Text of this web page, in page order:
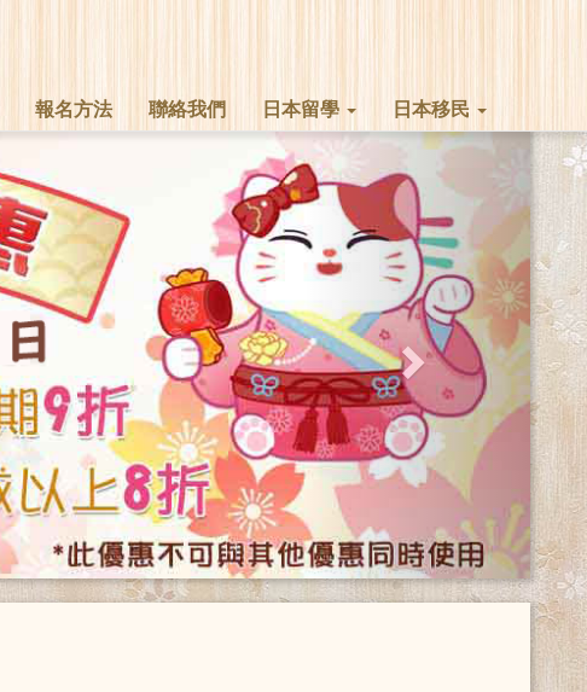
報名方法 聯絡我們 日本留學 日本移民
Next